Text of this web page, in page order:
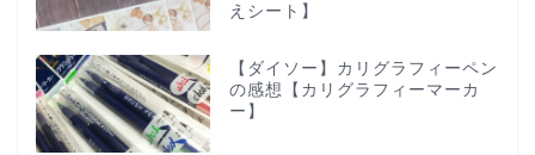
えシート】
【ダイソー】カリグラフィーペン
の感想【カリグラフィーマーカ
ー】